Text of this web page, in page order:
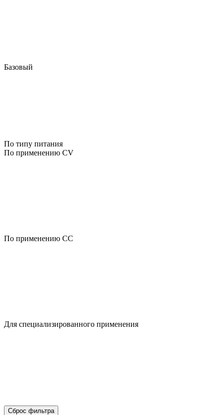
Базовый
По типу питания
По применению CV
По применению CC
Для специализированного применения
Сброс фильтра